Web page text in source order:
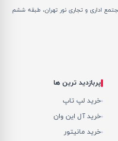
اداری و تجاری نور تهران، طبقه ششم
پربازدید ترین ها
خرید لپ تاپ
خرید آل این وان
خرید مانیتور